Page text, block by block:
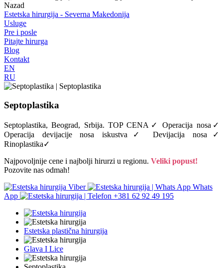
Nazad
Estetska hirurgija - Severna Makedonija
Usluge
Pre i posle
Pitajte hirurga
Blog
Kontakt
EN
RU
Septoplastika
Septoplastika, Beograd, Srbija. TOP CENA✓ Operacija nosa✓
Operacija devijacije nosa iskustva✓ Devijacija nosa✓
Rinoplastika✓
Najpovoljnije cene i najbolji hirurzi u regionu. Veliki popust!
Pozovite nas odmah!
Viber
Whats
App
+381 62 92 49 195
Estetska plastična hirurgija
Glava I Lice